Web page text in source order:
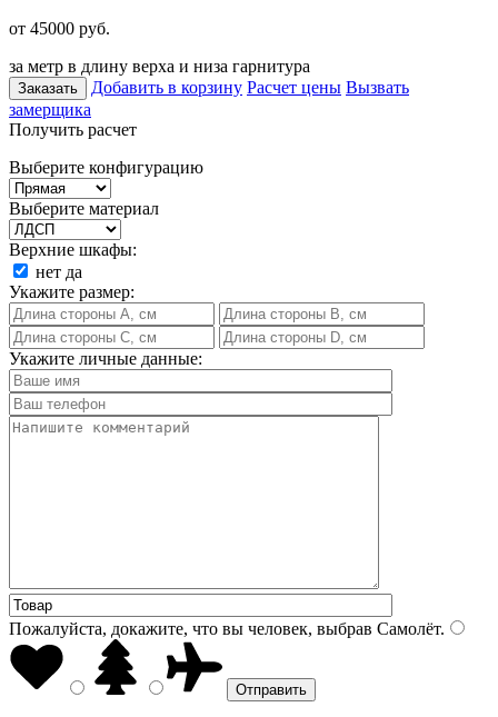
от 45000 руб.
за метр в длину верха и низа гарнитура
Заказать Добавить в корзину Расчет цены Вызвать
замерщика
Получить расчет
Выберите конфигурацию
Выберите материал
Верхние шкафы:
нет да
Укажите размер:
Укажите личные данные:
Пожалуйста, докажите, что вы человек, выбрав Самолёт.